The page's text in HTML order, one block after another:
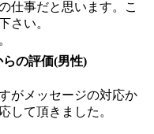
仕事だと思います。こ
さい。
らの評価(男性)
がメッセージの対応か
して頂きました。